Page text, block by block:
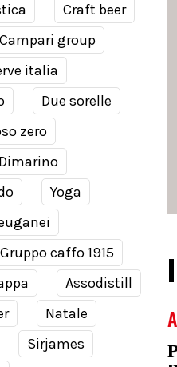
Craft beer
Campari group
italia
Due sorelle
zero
Dimarino
Yoga
Gruppo caffo 1915
Assodistill
Natale
Sirjames